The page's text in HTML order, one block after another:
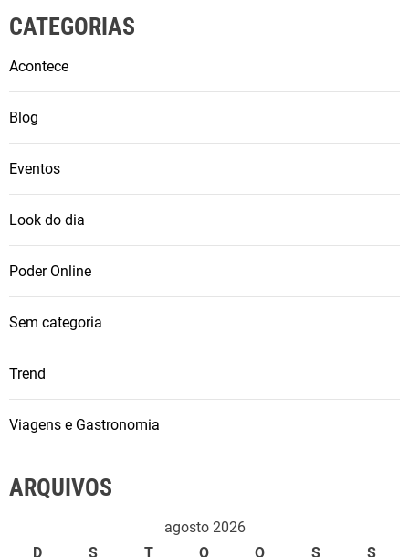
CATEGORIAS
Acontece
Blog
Eventos
Look do dia
Poder Online
Sem categoria
Trend
Viagens e Gastronomia
ARQUIVOS
agosto 2026
D
S T Q Q S S